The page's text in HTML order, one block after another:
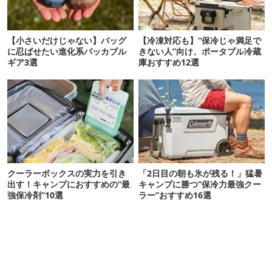
【小さいだけじゃない】バッグ
に忍ばせたい進化系パッカブル
ギア3選
【冷凍対応も】“保冷じゃ満足で
きない人”向け、ポータブル冷蔵
庫おすすめ12選
クーラーボックスの実力を引き
出す！キャンプにおすすめの“最
強保冷剤”10選
「2日目の朝も氷が残る！」猛暑
キャンプに勝つ“保冷力最強クー
ラー”おすすめ16選